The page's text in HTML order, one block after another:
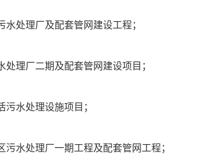
水处理厂及配套管网建设工程；
处理厂二期及配套管网建设项目；
水处理设施项目；
污水处理厂一期工程及配套管网工程；